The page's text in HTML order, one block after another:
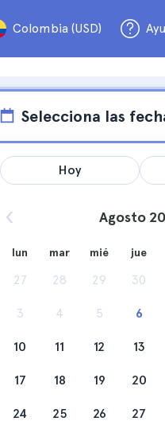
Colombia (USD)
Selecciona las
la
Hoy
Agosto
lun mar mié jue
27 28 29 30
3 4 5 6
10 11 12 13
17 18 19 20
24 25 26 27